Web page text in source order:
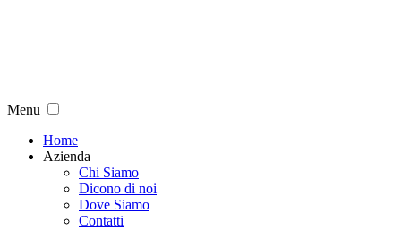
Menu
Home
Azienda
Chi Siamo
Dicono di noi
Dove Siamo
Contatti